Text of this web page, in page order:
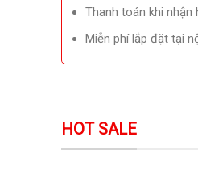
Thanh toán khi nhận
Miễn phí lắp đặt tại
HOT SALE